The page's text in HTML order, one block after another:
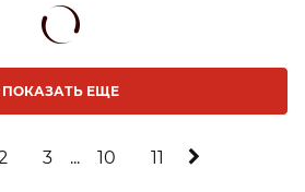
ПОКАЗАТЬ ЕЩЕ
3 ... 10 11